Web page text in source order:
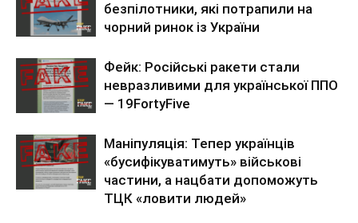
безпілотники, які потрапили на
чорний ринок із України
Фейк: Російські ракети стали
невразливими для української ППО
— 19FortyFive
Маніпуляція: Тепер українців
«бусифікуватимуть» військові
частини, а нацбати допоможуть
ТЦК «ловити людей»